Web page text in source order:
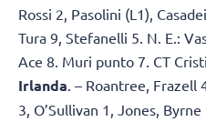
Rossi 2, Pasolini (L1),
Tura 9, Stefanelli 5. N. E.:
Ace 8. Muri punto 7. CT
Irlanda . – Roantree,
3, O’Sullivan 1, Jones,